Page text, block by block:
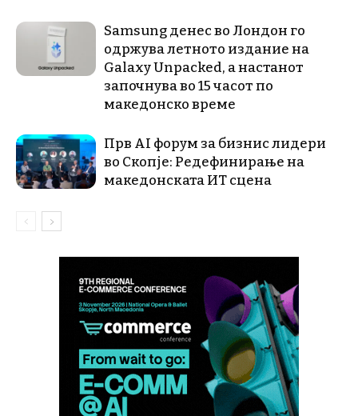
Samsung денес во Лондон го
одржува летното издание на
Galaxy Unpacked, a настанот
започнува во 15 часот по
македонско време
Прв AI форум за бизнис лидери
во Скопје: Редефинирање на
македонската ИТ сцена